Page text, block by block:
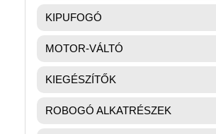
KIPUFOGÓ
MOTOR-VÁLTÓ
KIEGÉSZÍTŐK
ROBOGÓ ALKATRÉSZEK